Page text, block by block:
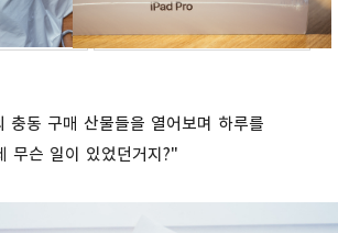
충동 구매 산물들을 열어보며 하루를
무슨 일이 있었던거지?"